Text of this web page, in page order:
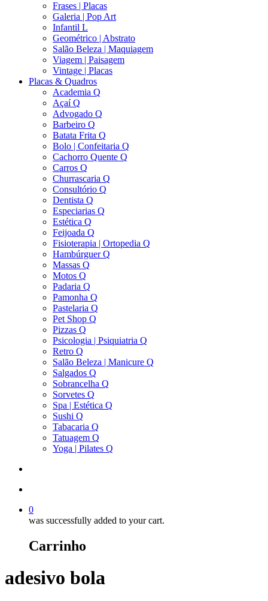
Frases | Placas
Galeria | Pop Art
Infantil L
Geométrico | Abstrato
Salão Beleza | Maquiagem
Viagem | Paisagem
Vintage | Placas
Placas & Quadros
Academia Q
Açaí Q
Advogado Q
Barbeiro Q
Batata Frita Q
Bolo | Confeitaria Q
Cachorro Quente Q
Carros Q
Churrascaria Q
Consultório Q
Dentista Q
Especiarias Q
Estética Q
Feijoada Q
Fisioterapia | Ortopedia Q
Hambúrguer Q
Massas Q
Motos Q
Padaria Q
Pamonha Q
Pastelaria Q
Pet Shop Q
Pizzas Q
Psicologia | Psiquiatria Q
Retro Q
Salão Beleza | Manicure Q
Salgados Q
Sobrancelha Q
Sorvetes Q
Spa | Estética Q
Sushi Q
Tabacaria Q
Tatuagem Q
Yoga | Pilates Q
0
was successfully added to your cart.
Carrinho
adesivo bola